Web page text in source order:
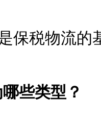
保税物流
些类型？